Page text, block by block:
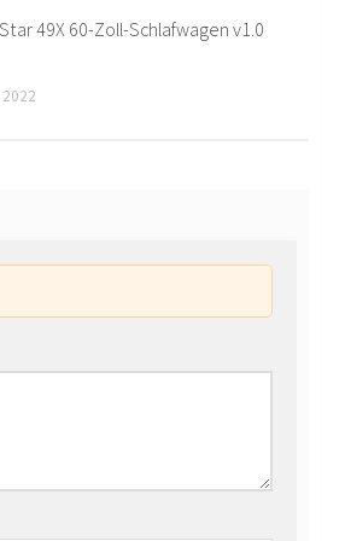
49X 60-Zoll-Schlafwagen v1.0
2022